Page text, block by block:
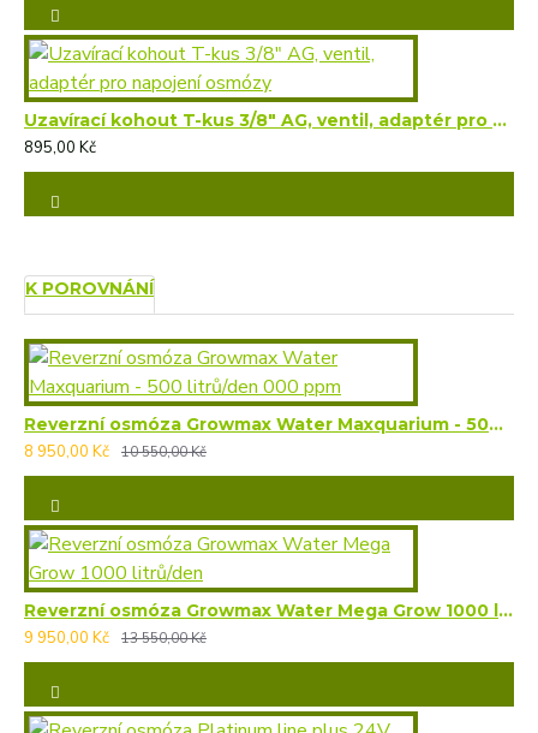
Uzavírací kohout T-kus 3/8" AG, ventil, adaptér pro napojení osmózy
895,00 Kč
K POROVNÁNÍ
Reverzní osmóza Growmax Water Maxquarium - 500 litrů/den 000 ppm
8 950,00 Kč
10 550,00 Kč
Reverzní osmóza Growmax Water Mega Grow 1000 litrů/den
9 950,00 Kč
13 550,00 Kč